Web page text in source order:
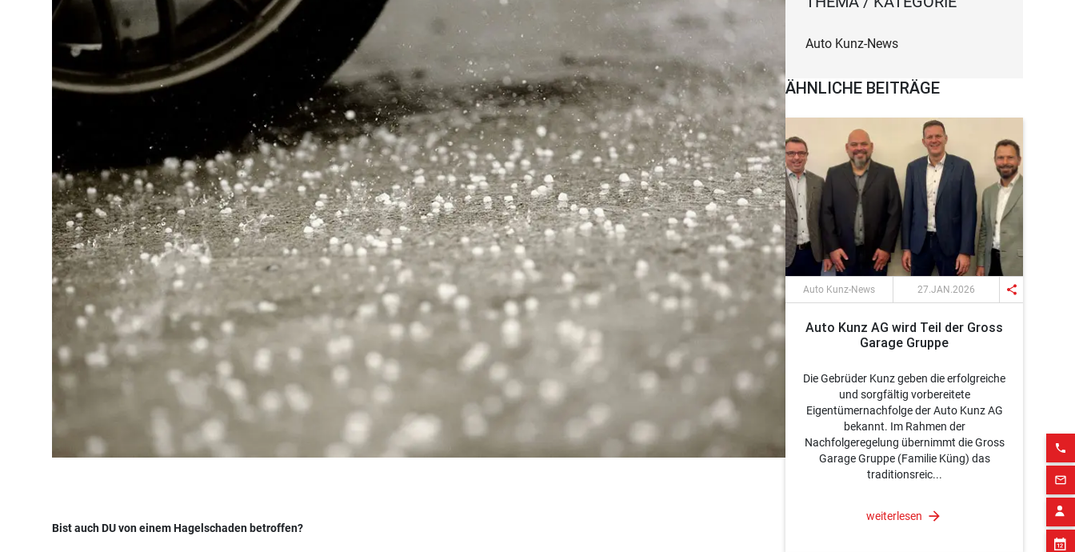
phone
mail_outline
Bist auch DU von einem Hagelschaden betroffen?
Auto Kunz-News
ÄHNLICHE BEITRÄGE
Auto Kunz-News 27.JAN.2026 share
Auto Kunz AG wird Teil der Gross
Garage Gruppe
Die Gebrüder Kunz geben die erfolgreiche
und sorgfältig vorbereitete
Eigentümernachfolge der Auto Kunz AG
bekannt. Im Rahmen der
Nachfolgeregelung übernimmt die Gross
Garage Gruppe (Familie Küng) das
traditionsreic...
weiterlesen